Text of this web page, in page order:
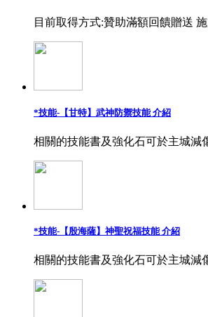
目前取得方式:贊助滿額回饋贈送
*技能-【甘特】武神防禦技能 介紹
相關的技能書及強化石可於主城
*技能-【殷海薩】神聖祝福技能 介紹
相關的技能書及強化石可於主城